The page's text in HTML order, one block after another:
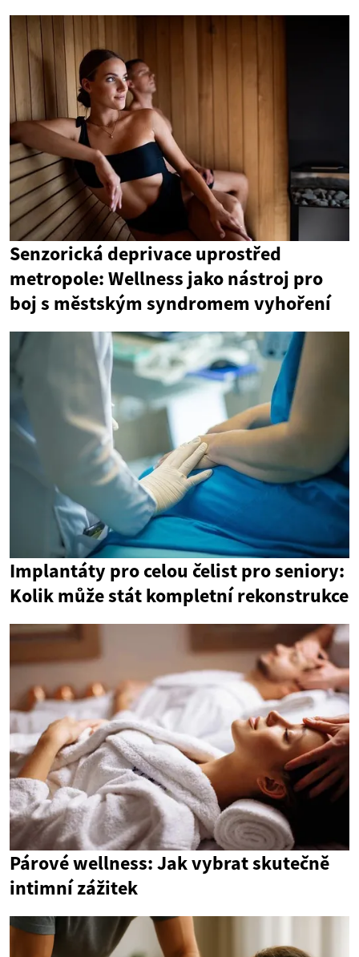
Senzorická deprivace uprostřed
metropole: Wellness jako nástroj pro
boj s městským syndromem vyhoření
Implantáty pro celou čelist pro seniory:
Kolik může stát kompletní rekonstrukce
Párové wellness: Jak vybrat skutečně
intimní zážitek